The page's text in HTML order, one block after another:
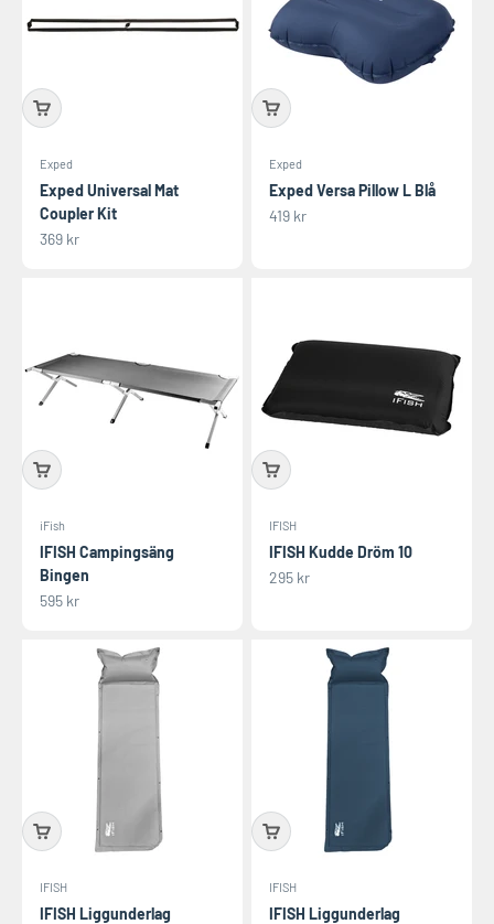
Exped
Exped Universal Mat
Coupler Kit
REA-pris
369 kr
Exped
Exped Versa Pillow L Blå
REA-pris
419 kr
iFish
IFISH Campingsäng
Bingen
REA-pris
595 kr
IFISH
IFISH Kudde Dröm 10
REA-pris
295 kr
IFISH
IFISH Liggunderlag
IFISH
IFISH Liggunderlag